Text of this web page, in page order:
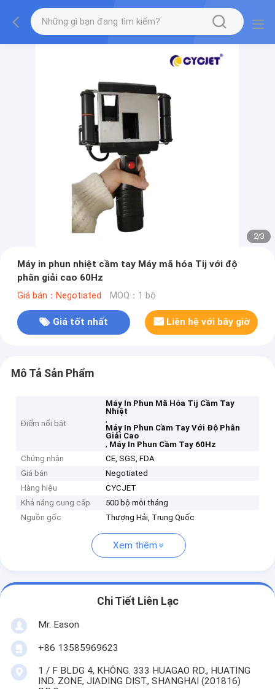
2/3
Máy in phun nhiệt cầm tay Máy mã hóa Tij với độ
phân giải cao 60Hz
Giá bán：Negotiated MOQ：1 bộ
Giá tốt nhất Liên hệ với bây giờ
Mô Tả Sản Phẩm
Điểm nổi bật
Máy In Phun Mã Hóa Tij Cầm Tay
Nhiệt
,
Máy In Phun Cầm Tay Với Độ Phân
Giải Cao
, Máy In Phun Cầm Tay 60Hz
Chứng nhận
CE, SGS, FDA
Giá bán
Negotiated
Hàng hiệu
CYCJET
Khả năng cung cấp
500 bộ mỗi tháng
Nguồn gốc
Thượng Hải, Trung Quốc
Xem thêm
Chi Tiết Liên Lạc
Mr. Eason
+86 13585969623
1 / F BLDG 4, KHÔNG. 333 HUAGAO RD., HUATING
IND. ZONE, JIADING DIST., SHANGHAI (201816)